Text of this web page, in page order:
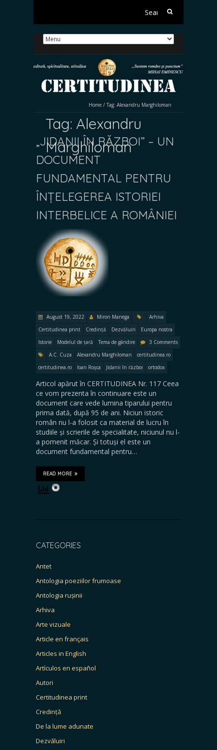
Search
Home / Tag: Alexandru Marghiloman
Tag: Alexandru
Marghiloman
„JIDANII ÎN RĂZBOI” – UN
DOCUMENT
FUNDAMENTAL PENTRU
ÎNȚELEGEREA ISTORIEI
INTERBELICE A ROMÂNIEI
August 19, 2022 Miron Manega
Arhiva
Certitudinea print
Credință Dezvăluiri
Europa nostra
Istorie
Modelul de țară Tema de gândire
3 Comments
A.C. Cuza
Alexandru Marghiloman
certitudinea.ro
certitudinea.ro
Ioan Roșca Jidanii în război ortodox
Articol apărut în CERTITUDINEA Nr. 117 Ceea
ce vom prezenta în continuare este un
document care vede lumina tiparului pentru
prima dată, după 95 de ani. Niciun istoric
român nu l-a folosit ca material de lucru în
studiile și scrierile de specialitate, niciunul nu l-
a pomenit măcar. Și totuși el este un
document fundamental pentru…
READ MORE
CATEGORIES
Antet
Antologia poeziilor frumoase
Antologia rușinii
Arhiva
Arte vizuale
Article en français
Articles in English
Artículos en español
Autori
Certitudinea print
Credință
De la lume adunate
Dezvăluiri